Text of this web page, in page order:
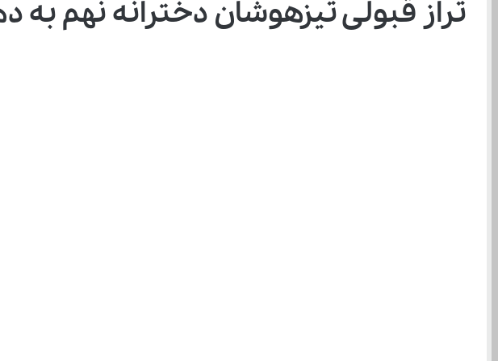
تراز قبولی تیزهوشان دخترانه نهم به